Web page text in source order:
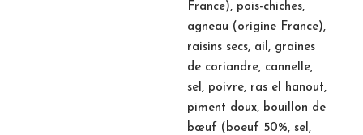
France), pois-chiches,
agneau (origine France),
raisins secs, ail, graines
de coriandre, cannelle,
sel, poivre, ras el hanout,
piment doux, bouillon de
bœuf (boeuf 50%, sel,